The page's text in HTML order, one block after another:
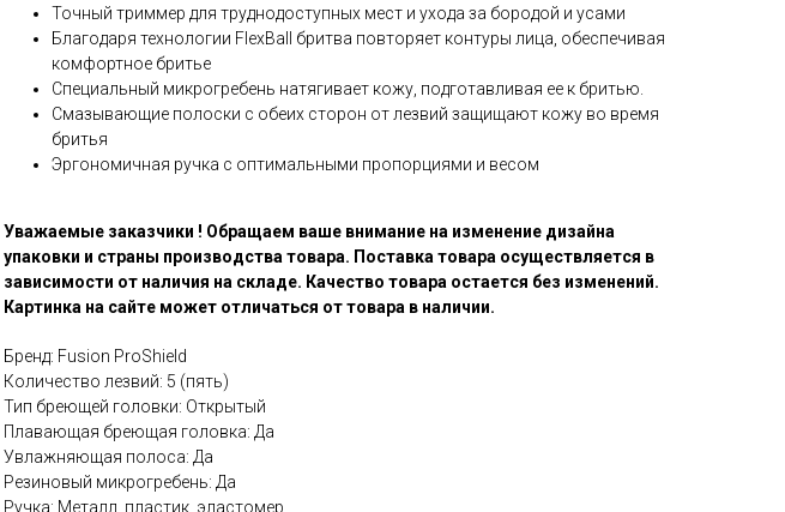
Точный триммер для труднодоступных мест и ухода за бородой и усами
Благодаря технологии FlexBall бритва повторяет контуры лица, обеспечивая
комфортное бритье
Специальный микрогребень натягивает кожу, подготавливая ее к бритью.
Смазывающие полоски с обеих сторон от лезвий защищают кожу во время
бритья
Эргономичная ручка с оптимальными пропорциями и весом
Уважаемые заказчики ! Обращаем ваше внимание на изменение дизайна
упаковки и страны производства товара. Поставка товара осуществляется в
зависимости от наличия на складе. Качество товара остается без изменений.
Картинка на сайте может отличаться от товара в наличии.
Бренд: Fusion ProShield
Количество лезвий: 5 (пять)
Тип бреющей головки: Открытый
Плавающая бреющая головка: Да
Увлажняющая полоса: Да
Резиновый микрогребень: Да
Ручка: Металл, пластик, эластомер